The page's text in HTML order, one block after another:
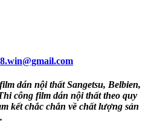
dán nội thất Sangetsu, Belbien,
công film dán nội thất theo quy
kết chắc chắn về chất lượng sản